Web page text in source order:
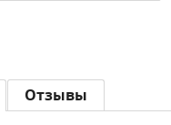
Отзывы